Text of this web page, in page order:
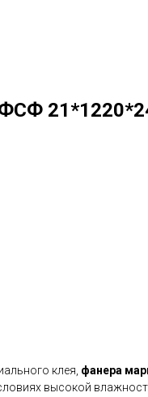
клея, фанера
высокой